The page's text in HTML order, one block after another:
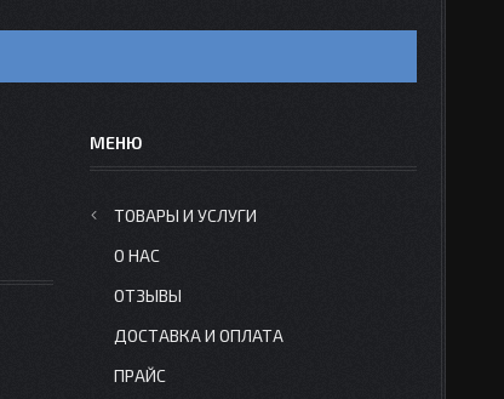
ТОВАРЫ И УСЛУГИ
О НАС
ОТЗЫВЫ
ДОСТАВКА И ОПЛАТА
ПРАЙС